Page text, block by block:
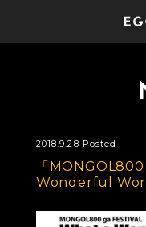
2018.9.28 Posted
「
Wonderful